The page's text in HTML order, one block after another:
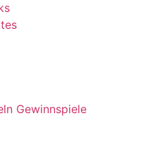
Gewinnspiele